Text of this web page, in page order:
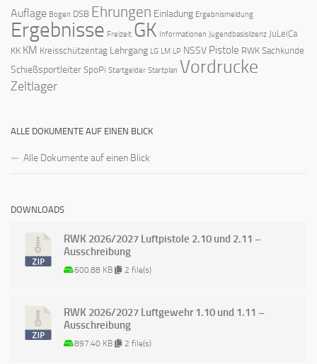
Auflage Bogen DSB Ehrungen Einladung Ergebnismeldung
Ergebnisse Freizeit GK Informationen Jugendbasislizenz JuLeiCa
KK KM Kreisschützentag Lehrgang LG LM LP NSSV Pistole RWK Sachkunde
Schießsportleiter SpoPi Startgelder Startplan Vordrucke
Zeltlager
ALLE DOKUMENTE AUF EINEN BLICK
Alle Dokumente auf einen Blick
DOWNLOADS
RWK 2026/2027 Luftpistole 2.10 und 2.11 –
Ausschreibung
600.88 KB 2 file(s)
RWK 2026/2027 Luftgewehr 1.10 und 1.11 –
Ausschreibung
897.40 KB 2 file(s)